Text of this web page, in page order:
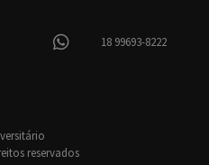
18 99693-8222
reservados